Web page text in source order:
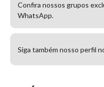
Confira nossos grupos
WhatsApp.
Siga também nosso perfil